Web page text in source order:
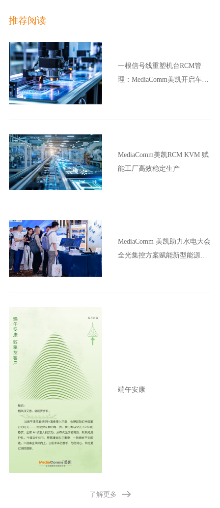
推荐阅读
一根信号线重塑机台RCM管
理：MediaComm美凯开启车企
MediaComm美凯RCM KVM 赋
能工厂高效稳定生产
MediaComm 美凯助力水电大会
全光集控方案赋能新型能源体
端午安康
了解更多